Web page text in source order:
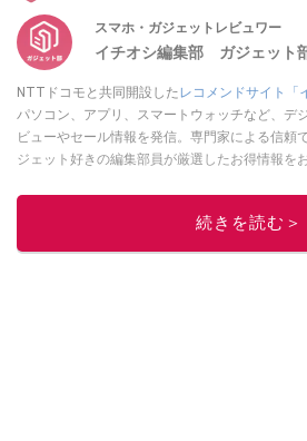
画と合わせてチェックしてみてください。
スマホ・ガジェットレビュワー
イチオシ編集部 ガジェット
NTTドコモと共同開設した レコメンドサイト「
パソコン、アプリ、スマートウォッチなど、デ
ビューやセール情報を発信。専門家による信頼
ジェット好きの編集部員が厳選したお得情報を
このイチオ
続きを読む＞